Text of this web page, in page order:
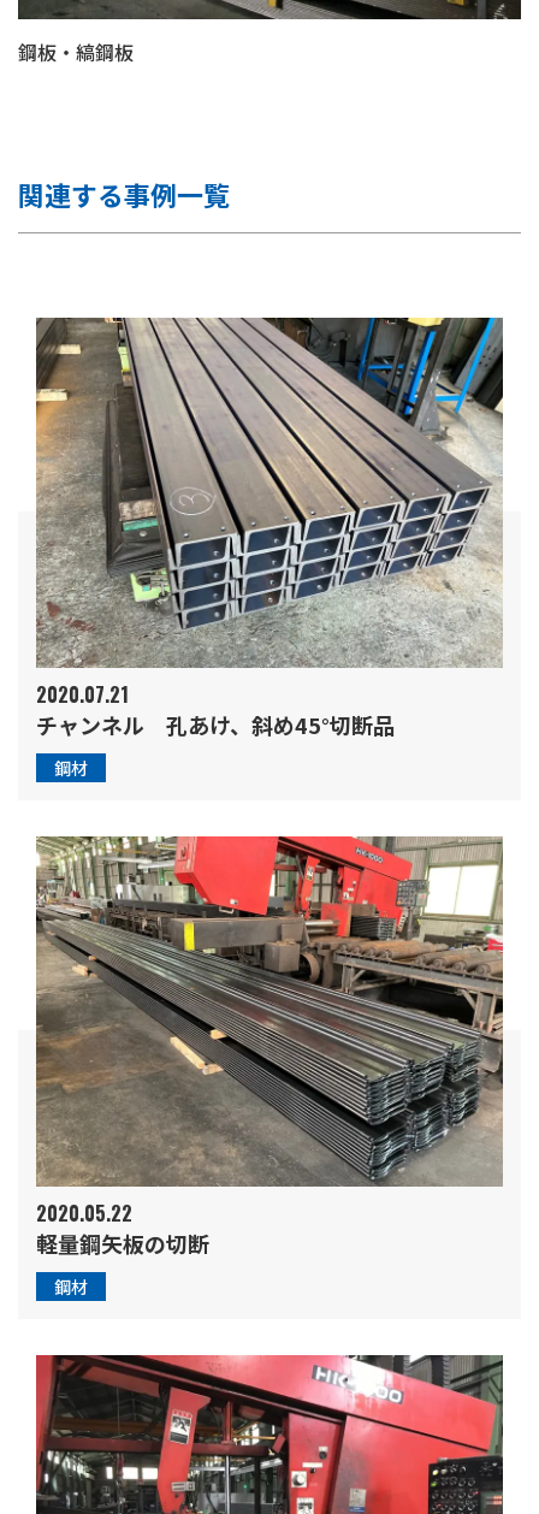
鋼板・縞鋼板
関連する事例一覧
2020.07.21
チャンネル 孔あけ、斜め45°切断品
鋼材
2020.05.22
軽量鋼矢板の切断
鋼材